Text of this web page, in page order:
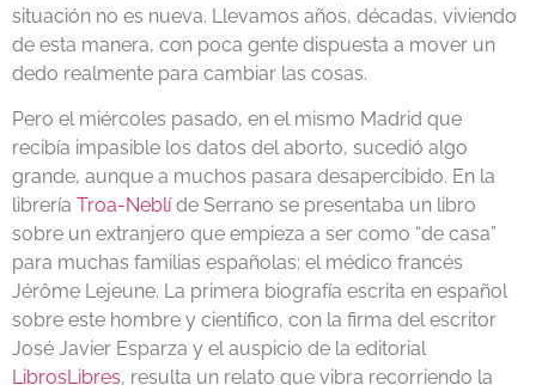
situación no es nueva. Llevamos años, décadas, viviendo
de esta manera, con poca gente dispuesta a mover un
dedo realmente para cambiar las cosas.
Pero el miércoles pasado, en el mismo Madrid que
recibía impasible los datos del aborto, sucedió algo
grande, aunque a muchos pasara desapercibido. En la
librería Troa-Neblíde Serrano se presentaba un libro
sobre un extranjero que empieza a ser como “de casa”
para muchas familias españolas: el médico francés
Jérôme Lejeune. La primera biografía escrita en español
sobre este hombre y científico, con la firma del escritor
José Javier Esparza y el auspicio de la editorial
LibrosLibres, resulta un relato que vibra recorriendo la